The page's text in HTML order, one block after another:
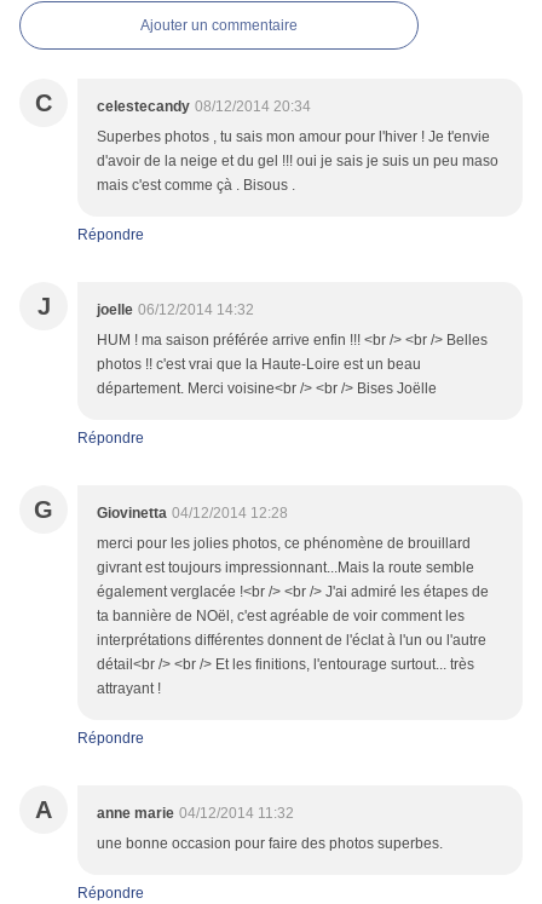
Ajouter un commentaire
C celestecandy 08/12/2014 20:34
Superbes photos , tu sais mon amour pour l'hiver ! Je t'envie
d'avoir de la neige et du gel !!! oui je sais je suis un peu maso
mais c'est comme çà . Bisous .
Répondre
J joelle 06/12/2014 14:32
HUM ! ma saison préférée arrive enfin !!! <br /> <br /> Belles
photos !! c'est vrai que la Haute-Loire est un beau
département. Merci voisine<br /> <br /> Bises Joëlle
Répondre
G Giovinetta 04/12/2014 12:28
merci pour les jolies photos, ce phénomène de brouillard
givrant est toujours impressionnant...Mais la route semble
également verglacée !<br /> <br /> J'ai admiré les étapes de
ta bannière de NOël, c'est agréable de voir comment les
interprétations différentes donnent de l'éclat à l'un ou l'autre
détail<br /> <br /> Et les finitions, l'entourage surtout... très
attrayant !
Répondre
A anne marie 04/12/2014 11:32
une bonne occasion pour faire des photos superbes.
Répondre